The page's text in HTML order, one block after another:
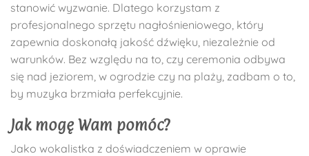
stanowić wyzwanie. Dlatego korzystam z
profesjonalnego sprzętu nagłośnieniowego, który
zapewnia doskonałą jakość dźwięku, niezależnie od
warunków. Bez względu na to, czy ceremonia odbywa
się nad jeziorem, w ogrodzie czy na plaży, zadbam o to,
by muzyka brzmiała perfekcyjnie.
Jak mogę Wam pomóc?
Jako wokalistka z doświadczeniem w oprawie